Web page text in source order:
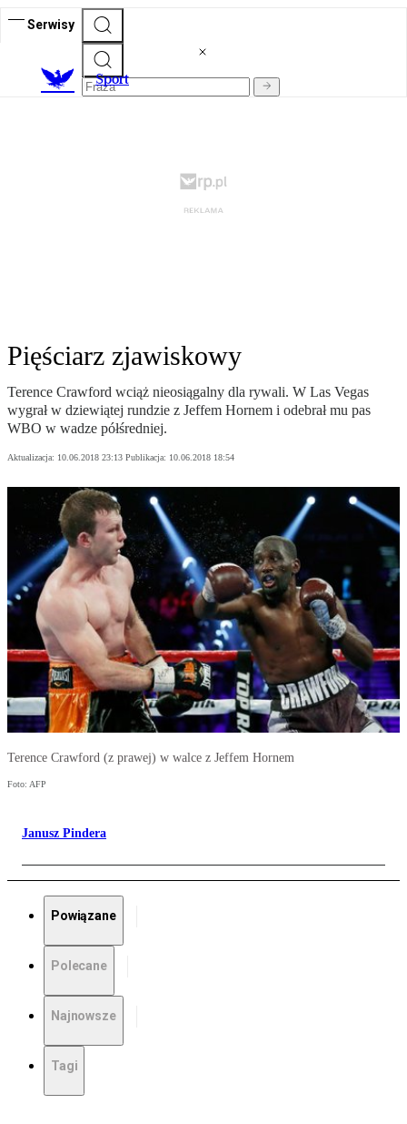
Serwisy
Sport
Pięściarz zjawiskowy
Terence Crawford wciąż nieosiągalny dla rywali. W Las Vegas
wygrał w dziewiątej rundzie z Jeffem Hornem i odebrał mu pas
WBO w wadze półśredniej.
Aktualizacja: 10.06.2018 23:13 Publikacja: 10.06.2018 18:54
Terence Crawford (z prawej) w walce z Jeffem Hornem
Foto: AFP
Janusz Pindera
Powiązane
Polecane
Najnowsze
Tagi